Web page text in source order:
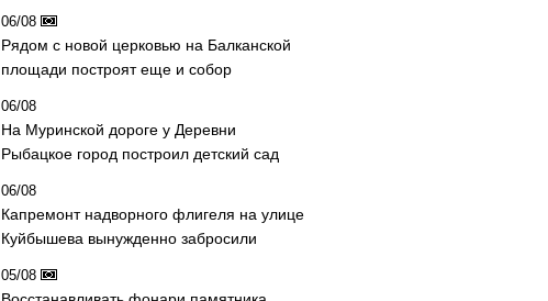
06/08
Рядом с новой церковью на Балканской
площади построят еще и собор
06/08
На Муринской дороге у Деревни
Рыбацкое город построил детский сад
06/08
Капремонт надворного флигеля на улице
Куйбышева вынужденно забросили
05/08